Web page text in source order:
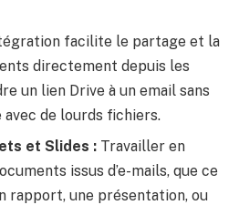
facilite le partage et la
directement depuis les
un lien Drive à un email sans
de lourds fichiers.
et Slides : Travailler en
issus d’e-mails, que ce
rapport, une présentation, ou